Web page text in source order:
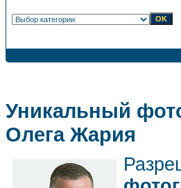
Уникальный
Олега Жария